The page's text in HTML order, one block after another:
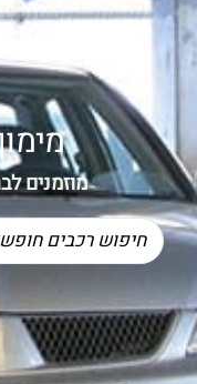
מוזמנים